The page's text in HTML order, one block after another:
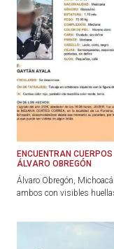
ENCUENTRAN
ÁLVARO OBREGÓN
Álvaro Obregón,
ambos con visibles